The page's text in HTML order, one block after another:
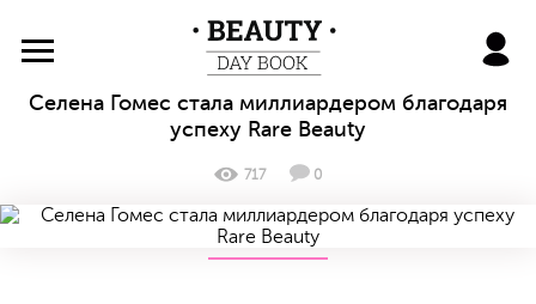
BeautyDayBook
Селена Гомес стала миллиардером благодаря
успеху Rare Beauty
717 0